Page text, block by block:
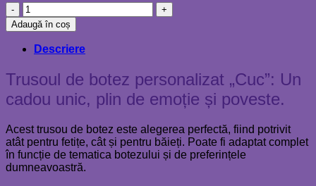
Cantitate
Trusou
botez
personalizat
Cuc
Adaugă în coș
Descriere
Trusoul de botez personalizat „Cuc”: Un
cadou unic, plin de emoție și poveste.
Acest trusou de botez este alegerea perfectă, fiind potrivit
atât pentru fetițe, cât și pentru băieți. Poate fi adaptat complet
în funcție de tematica botezului și de preferințele
dumneavoastră.